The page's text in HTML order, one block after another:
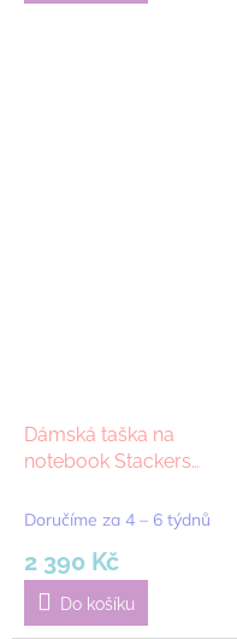
Dámská taška na
notebook Stackers
šedobéžová
Doručíme za 4 – 6 týdnů
2 390 Kč
Do košíku